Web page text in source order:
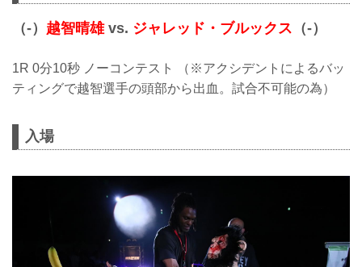
（-） 越智晴雄vs. ジャレッド・ブルックス （-）
1R 0分10秒 ノーコンテスト （※アクシデントによるバッ
ティングで越智選手の頭部から出血。試合不可能の為）
入場